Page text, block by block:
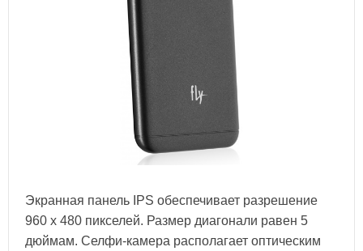
Экранная панель IPS обеспечивает разрешение
960 х 480 пикселей. Размер диагонали равен 5
дюймам. Селфи-камера располагает оптическим